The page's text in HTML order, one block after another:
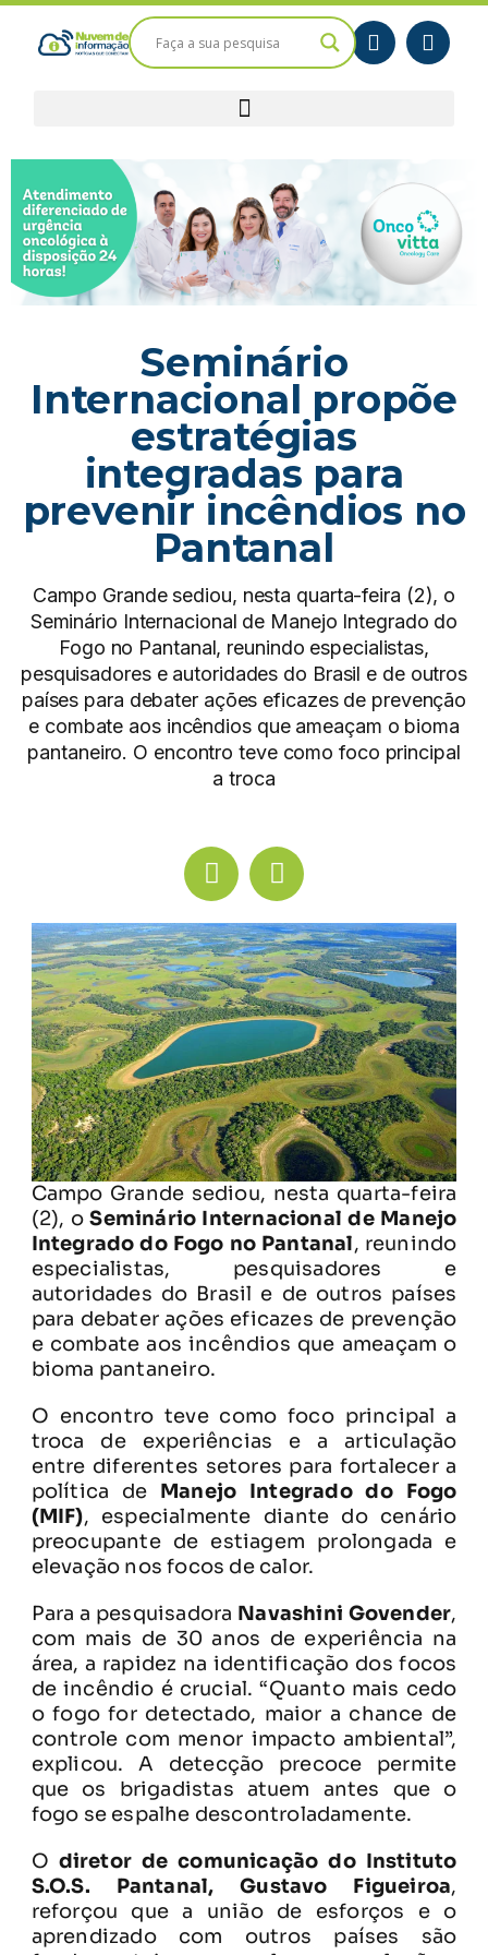
Seminário
Internacional propõe
estratégias
integradas para
prevenir incêndios no
Pantanal
Campo Grande sediou, nesta quarta-feira (2), o
Seminário Internacional de Manejo Integrado do
Fogo no Pantanal, reunindo especialistas,
pesquisadores e autoridades do Brasil e de outros
países para debater ações eficazes de prevenção
e combate aos incêndios que ameaçam o bioma
pantaneiro. O encontro teve como foco principal
a troca
Campo Grande sediou, nesta quarta-feira
(2), oSeminário Internacional de Manejo
Integrado do Fogo no Pantanal, reunindo
especialistas, pesquisadores e
autoridades do Brasil e de outros países
para debater ações eficazes de prevenção
e combate aos incêndios que ameaçam o
bioma pantaneiro.
O encontro teve como foco principal a
troca de experiências e a articulação
entre diferentes setores para fortalecer a
política de Manejo Integrado do Fogo
(MIF), especialmente diante do cenário
preocupante de estiagem prolongada e
elevação nos focos de calor.
Para a pesquisadora Navashini Govender,
com mais de 30 anos de experiência na
área, a rapidez na identificação dos focos
de incêndio é crucial. “Quanto mais cedo
o fogo for detectado, maior a chance de
controle com menor impacto ambiental”,
explicou. A detecção precoce permite
que os brigadistas atuem antes que o
fogo se espalhe descontroladamente.
O diretor de comunicação do Instituto
S.O.S. Pantanal, Gustavo Figueiroa,
reforçou que a união de esforços e o
aprendizado com outros países são